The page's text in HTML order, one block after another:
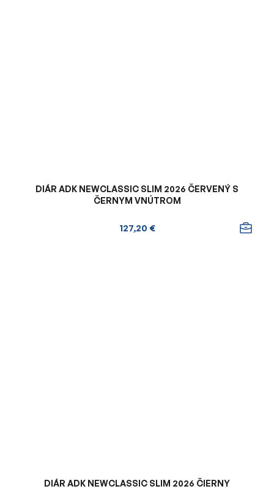
DIÁR ADK NEWCLASSIC SLIM 2026 ČERVENÝ S
ČERNYM VNÚTROM
127,20 €
DIÁR ADK NEWCLASSIC SLIM 2026 ČIERNY